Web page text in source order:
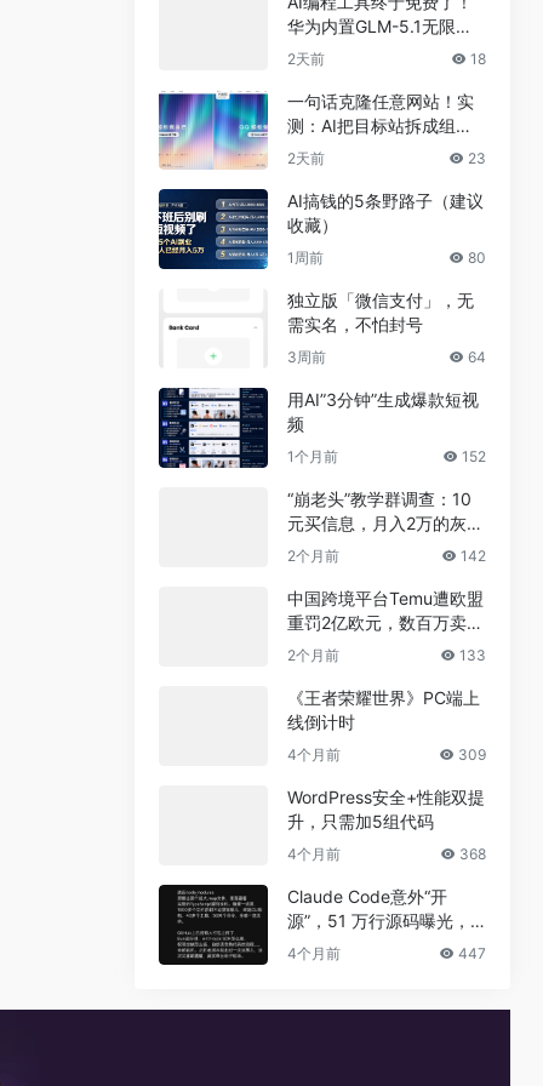
华为内置GLM-5.1无限
用，npm装完就能写代码
2天前 18
一句话克隆任意网站！实
测：AI把目标站拆成组
件，差异不到5%
2天前 23
AI搞钱的5条野路子（建议
收藏）
1周前 80
独立版「微信支付」，无
需实名，不怕封号
3周前 64
用AI”3分钟”生成爆款短视
频
1个月前 152
“崩老头”教学群调查：10
元买信息，月入2万的灰色
兼职真相
2个月前 142
中国跨境平台Temu遭欧盟
重罚2亿欧元，数百万卖家
恐受牵连
2个月前 133
《王者荣耀世界》PC端上
线倒计时
4个月前 309
WordPress安全+性能双提
升，只需加5组代码
4个月前 368
Claude Code意外“开
源”，51 万行源码曝光，
但真正的秘密没有泄露
4个月前 447